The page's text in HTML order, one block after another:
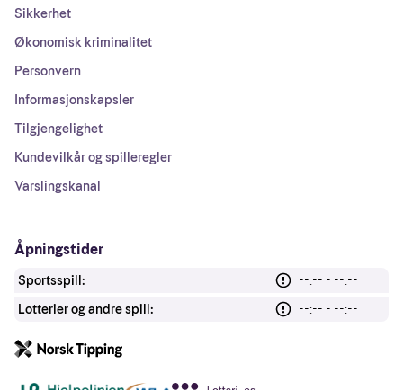
Sikkerhet
Økonomisk kriminalitet
Personvern
Informasjonskapsler
Tilgjengelighet
Kundevilkår og spilleregler
Varslingskanal
Åpningstider
Sportsspill:
--:-- - --:--
Lotterier og andre spill:
--:-- - --:--